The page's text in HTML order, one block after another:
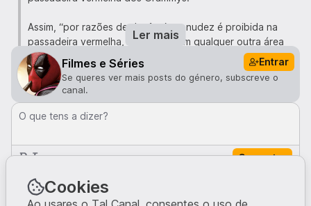
Assim, “por razões de decência, a nudez é proibida na
passadeira vermelha, bem como em qualquer outra área
do festival”, declara em comunicado a organização,
citada pela revista Vogue. Na escadaria do Grand Théâtre
Lumière, também não são permitidos vestidos volumosos
ou com uma grande cauda, “que dificultem a circulação
dos convidados e complicam a ocupação dos lugares no
E a organização vai mais longe e determina: “As equipas
acesso à passadeira vermelha a qualquer pessoa que não
respeite estas regras.”
Ler mais
Filmes e Séries Entrar
Se queres ver mais posts do género, subscreve o
canal.
O que tens a dizer?
Comentar
Comentários · 0
Cookies